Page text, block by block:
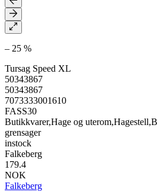
– 25 %
Tursag Speed XL
50343867
50343867
7073333001610
FASS30
Butikkvarer,Hage og
grensager
instock
Falkeberg
179.4
NOK
Falkeberg